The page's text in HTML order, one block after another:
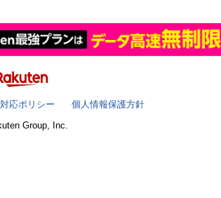
応ポリシー
個人情報保護方針
Group, Inc.